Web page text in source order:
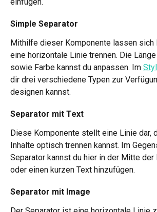
Simple Separator
Mithilfe dieser Komponente lassen sich
eine horizontale Linie trennen. Die
sowie Farbe kannst du anpassen. Im
dir drei verschiedene Typen zur
designen kannst.
Separator mit Text
Diese Komponente stellt eine Linie dar,
Inhalte optisch trennen kannst. Im
Separator kannst du hier in der Mitte der
oder einen kurzen Text hinzufügen.
Separator mit Image